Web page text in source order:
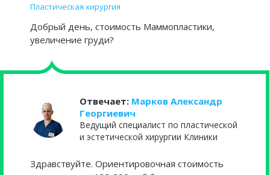
Пластическая хирургия
Добрый день, стоимость Маммопластики,
увеличение груди?
Отвечает: Марков Александр
Георгиевич
Ведущий специалист по пластической
и эстетической хирургии Клиники
Здравствуйте. Ориентировочная стоимость